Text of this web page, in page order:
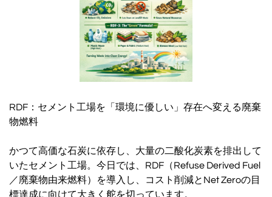
RDF：セメント工場を「環境に優しい」存在へ変える廃棄
物燃料
かつて高価な石炭に依存し、大量の二酸化炭素を排出して
いたセメント工場。今日では、RDF（Refuse Derived Fuel
／廃棄物由来燃料）を導入し、コスト削減とNet Zeroの目
標達成に向けて大きく舵を切っています。